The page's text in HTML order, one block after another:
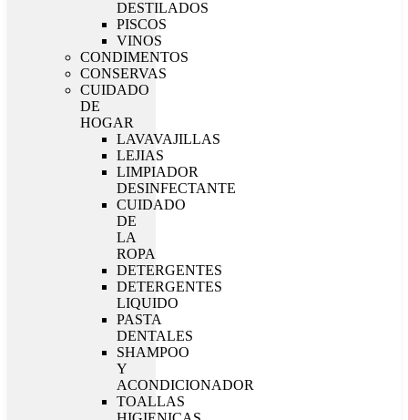
DESTILADOS
PISCOS
VINOS
CONDIMENTOS
CONSERVAS
CUIDADO
DE
HOGAR
LAVAVAJILLAS
LEJIAS
LIMPIADOR
DESINFECTANTE
CUIDADO
DE
LA
ROPA
DETERGENTES
DETERGENTES
LIQUIDO
PASTA
DENTALES
SHAMPOO
Y
ACONDICIONADOR
TOALLAS